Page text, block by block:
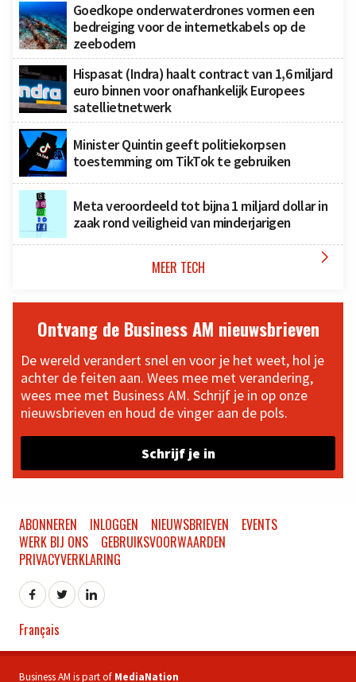
Goedkope onderwaterdrones vormen een
bedreiging voor de internetkabels op de
zeebodem
Hispasat (Indra) haalt contract van 1,6 miljard
euro binnen voor onafhankelijk Europees
satellietnetwerk
Minister Quintin geeft politiekorpsen
toestemming om TikTok te gebruiken
Meta veroordeeld tot bijna 1 miljard dollar in
zaak rond veiligheid van minderjarigen
MEER TECH 
Ontvang de Business AM nieuwsbrieven
De wereld verandert snel en voor je het weet, hol je
achter de feiten aan. Wees mee met verandering,
wees mee met Business AM. Schrijf je in op onze
nieuwsbrieven en houd de vinger aan de pols.
Schrijf je in
ABONNEREN INLOGGEN NIEUWSBRIEVEN
EVENTS
WERK BIJ ONS
GEBRUIKSVOORWAARDEN
PRIVACYVERKLARING
Français
Business AM is part of MediaNation